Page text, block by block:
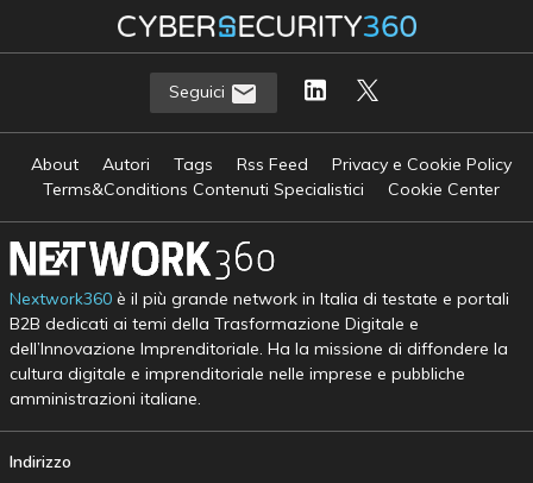
Seguici
About Autori Tags Rss Feed
Privacy e Cookie Policy
Terms&Conditions Contenuti Specialistici
Cookie Center
Nextwork360è il più grande network in Italia di testate e portali
B2B dedicati ai temi della Trasformazione Digitale e
dell’Innovazione Imprenditoriale. Ha la missione di diffondere la
cultura digitale e imprenditoriale nelle imprese e pubbliche
amministrazioni italiane.
Indirizzo